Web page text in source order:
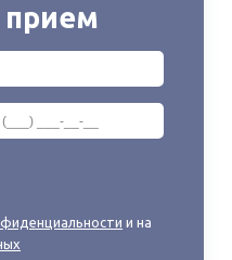
прием
и на